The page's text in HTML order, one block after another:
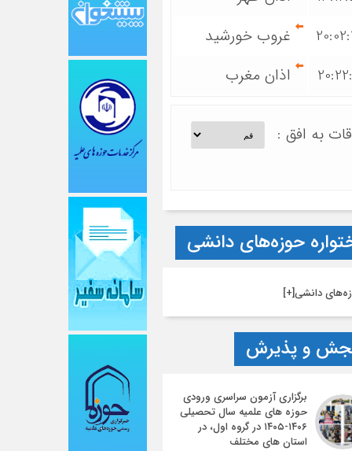
غروب خورشید
اذان مغرب
به افق :
حوزه‌های دانشی
دانشی[+]
و پذیرش
برگزاری آزمون سراسری ورودی
حوزه های علمیه سال تحصیلی
۱۴۰۶-۱۴۰۵ در گروه اول، در
استان های مختلف